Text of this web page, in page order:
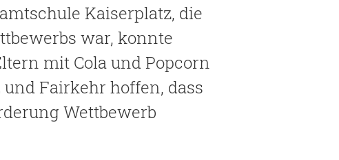
Kaiserplatz, die
war, konnte
mit Cola und Popcorn
Fairkehr hoffen, dass
Wettbewerb